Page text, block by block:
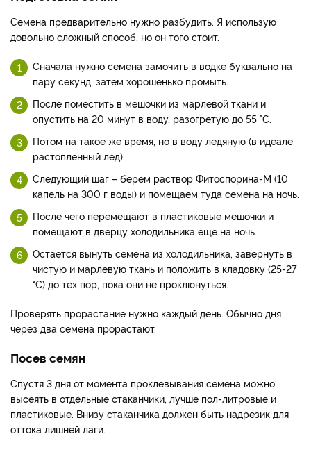
Семена предварительно нужно разбудить. Я использую
довольно сложный способ, но он того стоит.
Сначала нужно семена замочить в водке буквально на
пару секунд, затем хорошенько промыть.
После поместить в мешочки из марлевой ткани и
опустить на 20 минут в воду, разогретую до 55 °C.
Потом на такое же время, но в воду ледяную (в идеале
растопленный лед).
Следующий шаг – берем раствор Фитоспорина-М (10
капель на 300 г воды) и помещаем туда семена на ночь.
После чего перемещают в пластиковые мешочки и
помещают в дверцу холодильника еще на ночь.
Остается вынуть семена из холодильника, завернуть в
чистую и марлевую ткань и положить в кладовку (25-27
°C) до тех пор, пока они не проклюнуться.
Проверять прорастание нужно каждый день. Обычно дня
через два семена прорастают.
Посев семян
Спустя 3 дня от момента проклевывания семена можно
высеять в отдельные стаканчики, лучше пол-литровые и
пластиковые. Внизу стаканчика должен быть надрезик для
оттока лишней лаги.